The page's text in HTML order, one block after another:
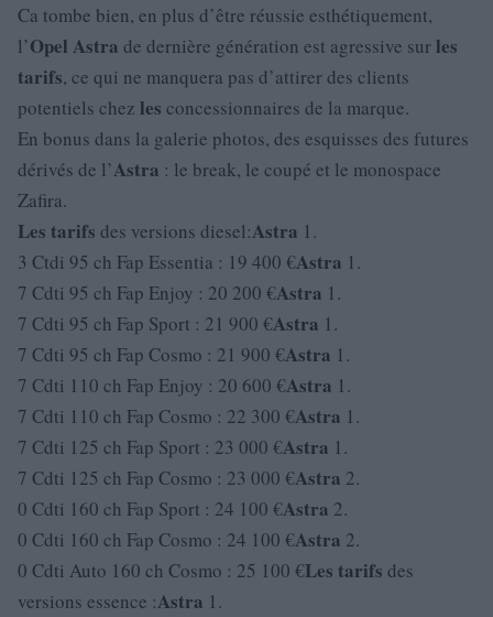
Ca tombe bien, en plus d’être réussie esthétiquement,
l’Opel Astra de dernière génération est agressive surles
tarifs, ce qui ne manquera pas d’attirer des clients
potentiels chez les concessionnaires de la marque.
En bonus dans la galerie photos, des esquisses des futures
dérivés de l’Astra : le break, le coupé et le monospace
Zafira.
Les tarifs des versions diesel:Astra 1.
3 Ctdi 95 ch Fap Essentia : 19 400 €Astra 1.
7 Cdti 95 ch Fap Enjoy : 20 200 €Astra 1.
7 Cdti 95 ch Fap Sport : 21 900 €Astra 1.
7 Cdti 95 ch Fap Cosmo : 21 900 €Astra 1.
7 Cdti 110 ch Fap Enjoy : 20 600 €Astra 1.
7 Cdti 110 ch Fap Cosmo : 22 300 €Astra 1.
7 Cdti 125 ch Fap Sport : 23 000 €Astra 1.
7 Cdti 125 ch Fap Cosmo : 23 000 €Astra 2.
0 Cdti 160 ch Fap Sport : 24 100 €Astra 2.
0 Cdti 160 ch Fap Cosmo : 24 100 €Astra 2.
0 Cdti Auto 160 ch Cosmo : 25 100 €Les tarifs des
versions essence :Astra 1.